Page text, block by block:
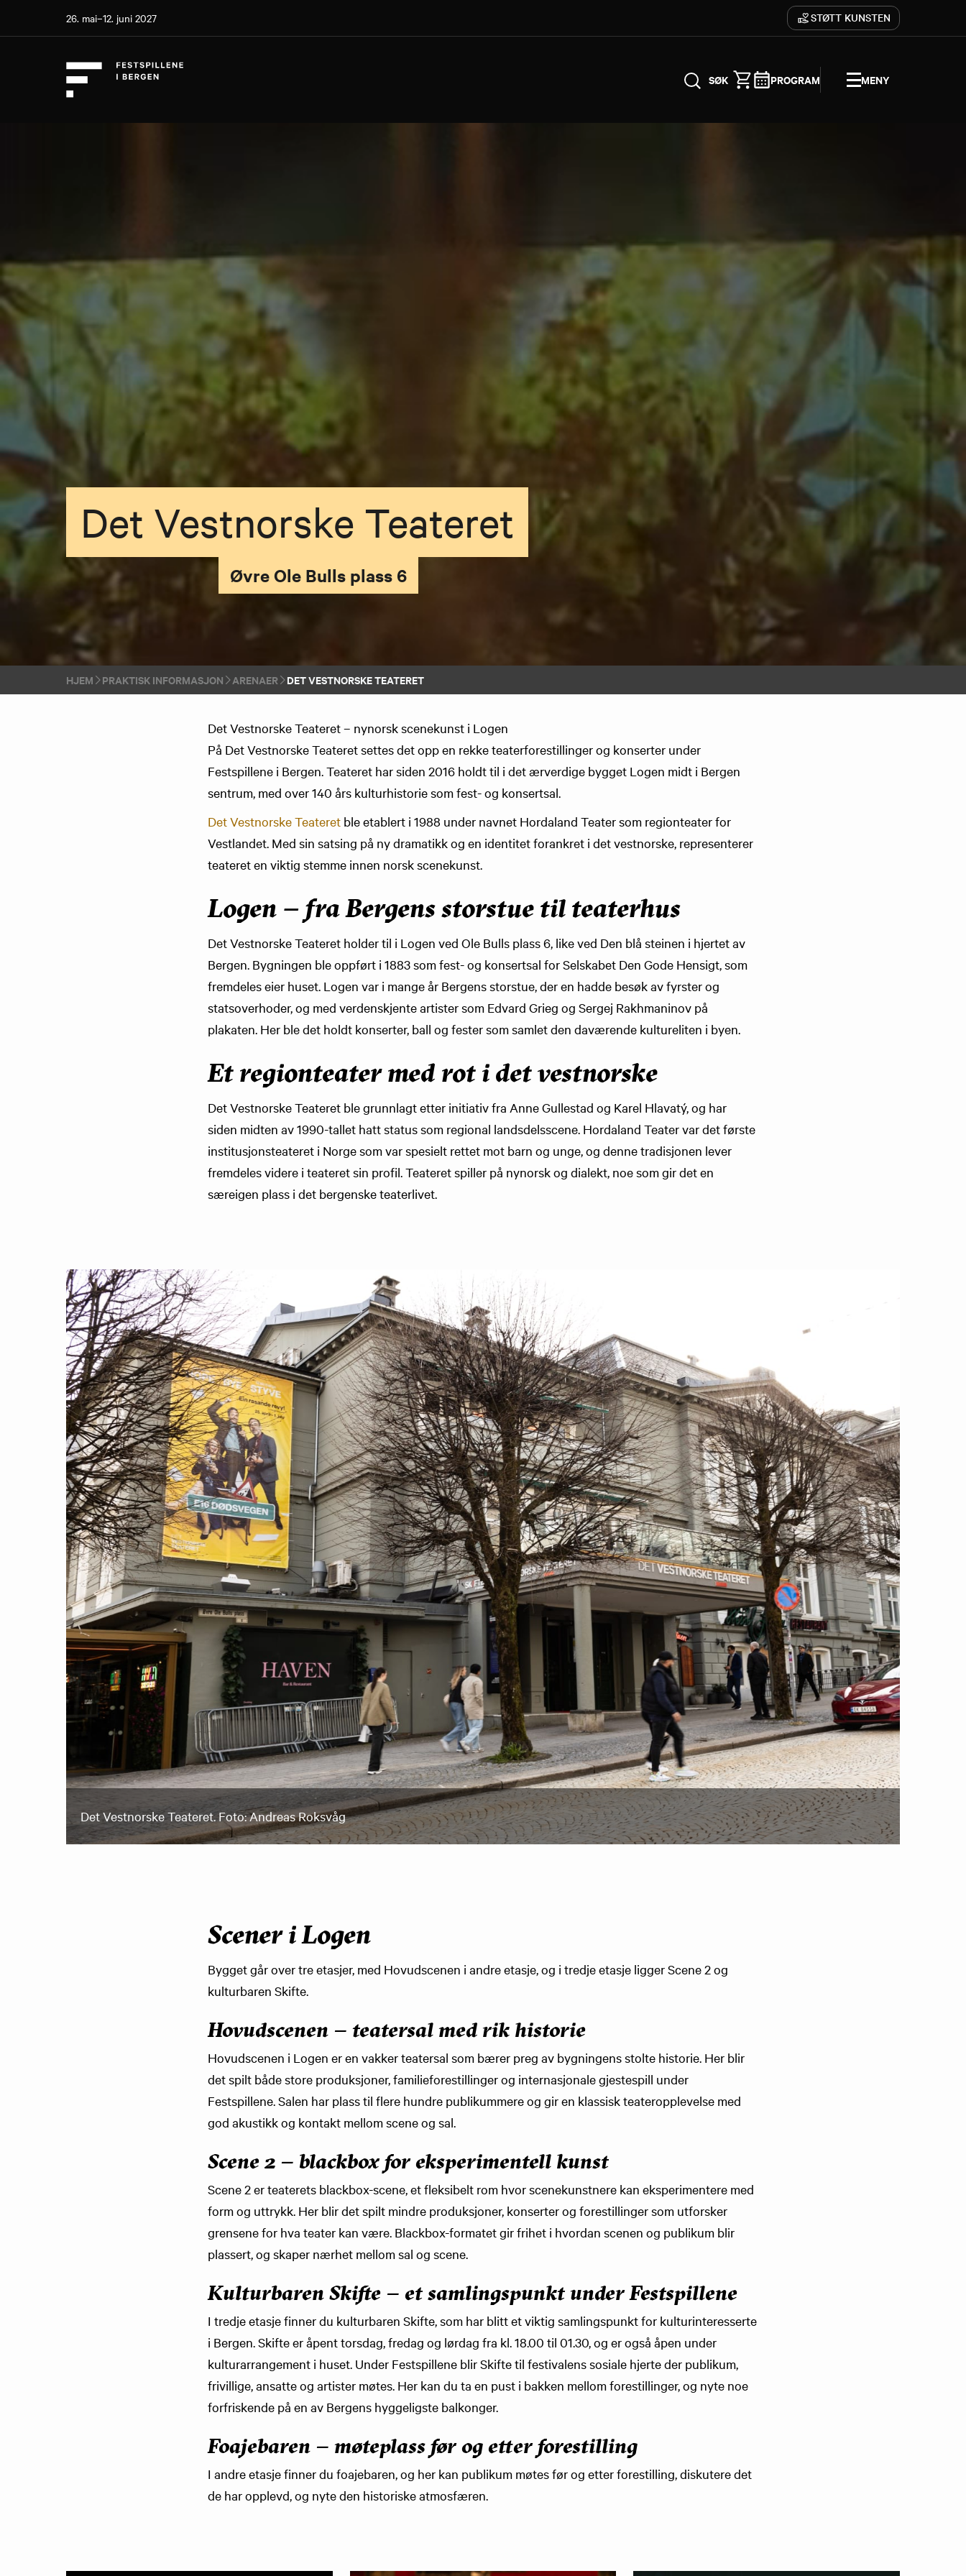
26. mai–12. juni 2027 STØTT KUNSTEN
PROGRAM MENY
Det Vestnorske Teateret
Øvre Ole Bulls plass 6
HJEM PRAKTISK INFORMASJON ARENAER DET VESTNORSKE TEATERET
Det Vestnorske Teateret – nynorsk scenekunst i Logen
På Det Vestnorske Teateret settes det opp en rekke teaterforestillinger og konserter under
Festspillene i Bergen. Teateret har siden 2016 holdt til i det ærverdige bygget Logen midt i Bergen
sentrum, med over 140 års kulturhistorie som fest- og konsertsal.
Det Vestnorske Teateret ble etablert i 1988 under navnet Hordaland Teater som regionteater for
Vestlandet. Med sin satsing på ny dramatikk og en identitet forankret i det vestnorske, representerer
teateret en viktig stemme innen norsk scenekunst.
Logen – fra Bergens storstue til teaterhus
Det Vestnorske Teateret holder til i Logen ved Ole Bulls plass 6, like ved Den blå steinen i hjertet av
Bergen. Bygningen ble oppført i 1883 som fest- og konsertsal for Selskabet Den Gode Hensigt, som
fremdeles eier huset. Logen var i mange år Bergens storstue, der en hadde besøk av fyrster og
statsoverhoder, og med verdenskjente artister som Edvard Grieg og Sergej Rakhmaninov på
plakaten. Her ble det holdt konserter, ball og fester som samlet den daværende kultureliten i byen.
Et regionteater med rot i det vestnorske
Det Vestnorske Teateret ble grunnlagt etter initiativ fra Anne Gullestad og Karel Hlavatý, og har
siden midten av 1990-tallet hatt status som regional landsdelsscene. Hordaland Teater var det første
institusjonsteateret i Norge som var spesielt rettet mot barn og unge, og denne tradisjonen lever
fremdeles videre i teateret sin profil. Teateret spiller på nynorsk og dialekt, noe som gir det en
særeigen plass i det bergenske teaterlivet.
Det Vestnorske Teateret. Foto: Andreas Roksvåg
Scener i Logen
Bygget går over tre etasjer, med Hovudscenen i andre etasje, og i tredje etasje ligger Scene 2 og
kulturbaren Skifte.
Hovudscenen – teatersal med rik historie
Hovudscenen i Logen er en vakker teatersal som bærer preg av bygningens stolte historie. Her blir
det spilt både store produksjoner, familieforestillinger og internasjonale gjestespill under
Festspillene. Salen har plass til flere hundre publikummere og gir en klassisk teateropplevelse med
god akustikk og kontakt mellom scene og sal.
Scene 2 – blackbox for eksperimentell kunst
Scene 2 er teaterets blackbox-scene, et fleksibelt rom hvor scenekunstnere kan eksperimentere med
form og uttrykk. Her blir det spilt mindre produksjoner, konserter og forestillinger som utforsker
grensene for hva teater kan være. Blackbox-formatet gir frihet i hvordan scenen og publikum blir
plassert, og skaper nærhet mellom sal og scene.
Kulturbaren Skifte – et samlingspunkt under Festspillene
I tredje etasje finner du kulturbaren Skifte, som har blitt et viktig samlingspunkt for kulturinteresserte
i Bergen. Skifte er åpent torsdag, fredag og lørdag fra kl. 18.00 til 01.30, og er også åpen under
kulturarrangement i huset. Under Festspillene blir Skifte til festivalens sosiale hjerte der publikum,
frivillige, ansatte og artister møtes. Her kan du ta en pust i bakken mellom forestillinger, og nyte noe
forfriskende på en av Bergens hyggeligste balkonger.
Foajebaren – møteplass før og etter forestilling
I andre etasje finner du foajebaren, og her kan publikum møtes før og etter forestilling, diskutere det
de har opplevd, og nyte den historiske atmosfæren.